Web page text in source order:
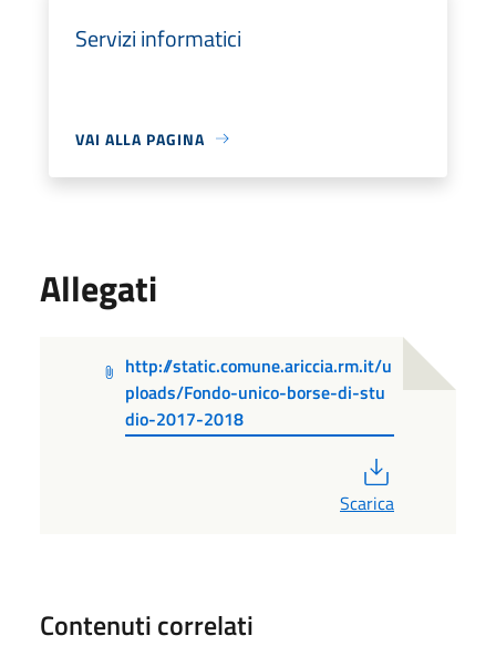
Servizi informatici
VAI ALLA PAGINA
Allegati
http://static.comune.ariccia.rm.it/u
ploads/Fondo-unico-borse-di-stu
dio-2017-2018
Scarica
Contenuti correlati